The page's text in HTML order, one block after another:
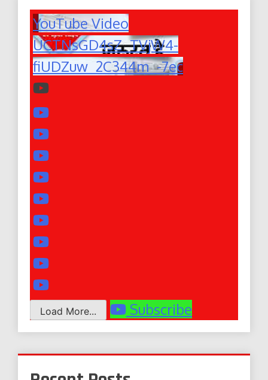
YouTube Video
UCTNsGD4sZ_TVjW4-
fiUDZuw_2C344m_-7ec
Load More... Subscribe